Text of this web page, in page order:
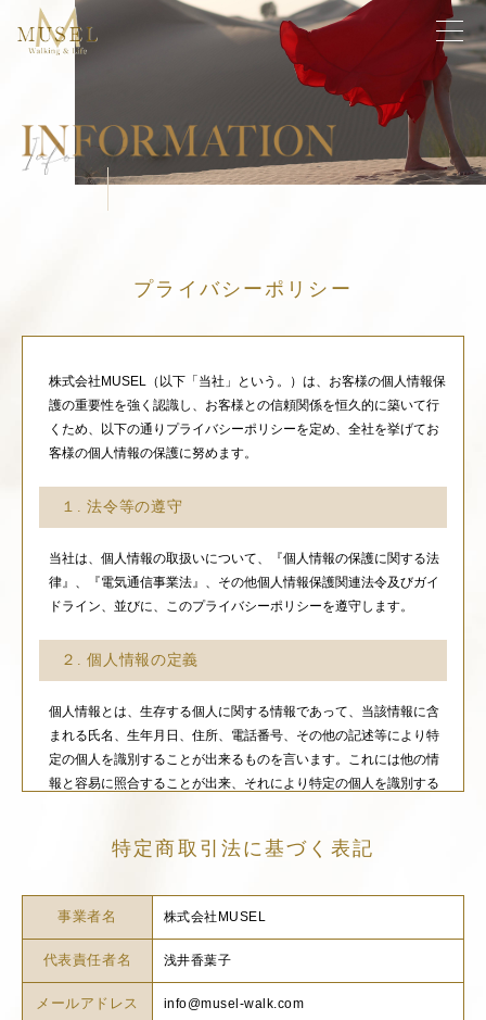
プライバシーポリシー
株式会社MUSEL（以下「当社」という。）は、お客様の個人情報保
護の重要性を強く認識し、お客様との信頼関係を恒久的に築いて行
くため、以下の通りプライバシーポリシーを定め、全社を挙げてお
客様の個人情報の保護に努めます。
１. 法令等の遵守
当社は、個人情報の取扱いについて、『個人情報の保護に関する法
律』、『電気通信事業法』、その他個人情報保護関連法令及びガイ
ドライン、並びに、このプライバシーポリシーを遵守します。
２. 個人情報の定義
個人情報とは、生存する個人に関する情報であって、当該情報に含
まれる氏名、生年月日、住所、電話番号、その他の記述等により特
定の個人を識別することが出来るものを言います。これには他の情
報と容易に照合することが出来、それにより特定の個人を識別する
３. 個人情報の利用目的について
当社では、本プライバシーポリシー内または各サービスのウェブサ
イト内において、あらかじめ利用目的を可能な限り特定し公表した
上で、個人情報を収集します。また、公表した利用目的にしたがっ
て個人情報を取り扱います。 当社で収集する個人情報の利用目的は
以下の通りです。
特定商取引法に基づく表記
事業者名 株式会社MUSEL
代表責任者名 浅井香葉子
メールアドレス info@musel-walk.com